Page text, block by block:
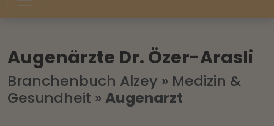
Augenärzte Dr. Özer-Arasli
Branchenbuch Alzey » Medizin &
Gesundheit » Augenarzt